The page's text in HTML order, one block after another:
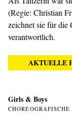
(Regie: Christian
zeichnet sie für die
verantwortlich.
AKTUELLE
Girls & Boys